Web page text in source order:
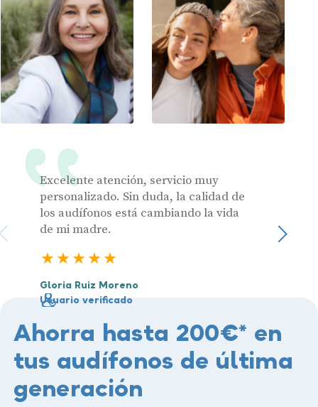
Excelente atención, servicio muy
personalizado. Sin duda, la calidad de
los audífonos está cambiando la vida
de mi madre.
Gloria Ruiz Moreno
Usuario verificado
Julia
Ahorra hasta 200€* en
tus audífonos de última
generación